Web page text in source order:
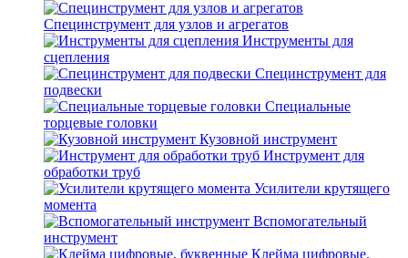
Специнструмент для узлов и агрегатов
Инструменты для
сцепления
Специнструмент для
подвески
Специальные
торцевые головки
Кузовной инструмент
Инструмент для
обработки труб
Усилители крутящего
момента
Вспомогательный
инструмент
Клейма цифровые,